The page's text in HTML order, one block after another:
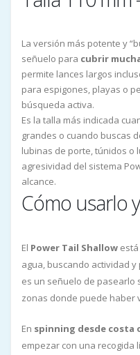
La versión más potente y
señuelo para cubrir
permite lances largos
para espigones, playas o
búsqueda activa.
Es la talla más indicada
grandes o cuando buscas
lubinas de porte, túnidos o
agresividad del sistema
alcance.
Cómo usarlo
El Power Tail Shallow
agua, buscando actividad
es un señuelo de pasearlo
zonas donde puede haber
En spinning desde costa
empezar con una recogida